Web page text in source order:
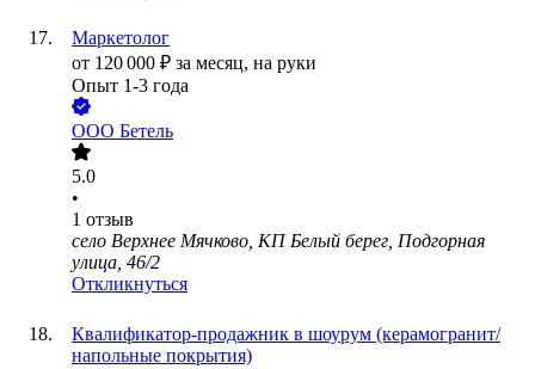
Маркетолог
от 120 000 ₽ за месяц, на руки
Опыт 1-3 года
ООО Бетель
5.0
•
1 отзыв
село Верхнее Мячково, КП Белый берег, Подгорная
улица, 46/2
Откликнуться
Квалификатор-продажник в шоурум (керамогранит/
напольные покрытия)